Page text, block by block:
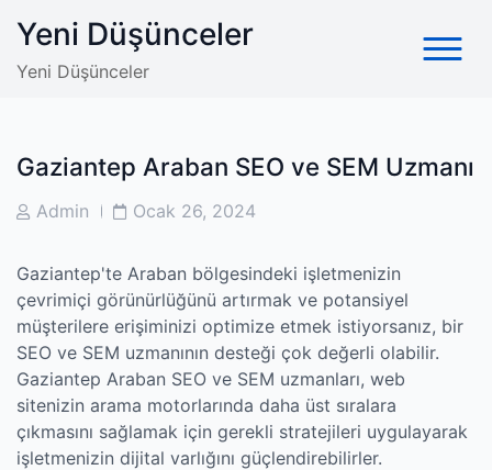
content
Yeni Düşünceler
Yeni Düşünceler
Gaziantep Araban SEO ve SEM Uzmanı
PostAdmin
PostOcak 26, 2024
Gaziantep'te Araban bölgesindeki işletmenizin
çevrimiçi görünürlüğünü artırmak ve potansiyel
müşterilere erişiminizi optimize etmek istiyorsanız, bir
SEO ve SEM uzmanının desteği çok değerli olabilir.
Gaziantep Araban SEO ve SEM uzmanları, web
sitenizin arama motorlarında daha üst sıralara
çıkmasını sağlamak için gerekli stratejileri uygulayarak
işletmenizin dijital varlığını güçlendirebilirler.